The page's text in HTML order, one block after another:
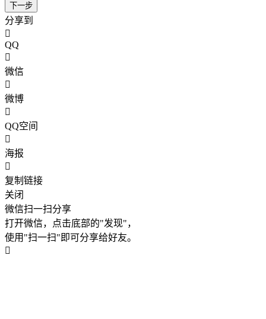
下一步
分享到
QQ
微信
微博
QQ空间
海报
复制链接
关闭
微信扫一扫分享
打开微信，点击底部的"发现"，
使用"扫一扫"即可分享给好友。